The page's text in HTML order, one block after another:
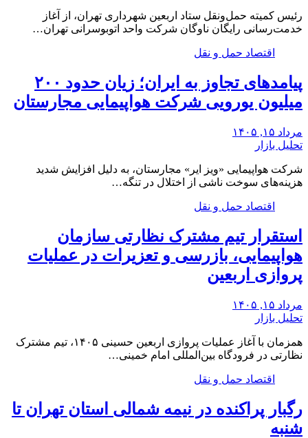
رئیس کمیته حمل‌ونقل ستاد اربعین شهرداری تهران، از آغاز
خدمت‌رسانی رایگان ناوگان شرکت واحد اتوبوسرانی تهران…
اقتصاد حمل و نقل
پیامدهای تجاوز به ایران؛ زیان حدود ۲۰۰
میلیون یورویی شرکت هواپیمایی مجارستان
مرداد ۱۵, ۱۴۰۵
تحلیل بازار
شرکت هواپیمایی «ویز ایر» مجارستان، به دلیل افزایش شدید
هزینه‌های سوخت ناشی از اختلال در تنگه…
اقتصاد حمل و نقل
استقرار تیم مشترک نظارتی سازمان
هواپیمایی، بازرسی و تعزیرات در عملیات
پروازی اربعین
مرداد ۱۵, ۱۴۰۵
تحلیل بازار
همزمان با آغاز عملیات پروازی اربعین حسینی ۱۴۰۵، تیم مشترک
نظارتی در فرودگاه بین‌المللی امام خمینی…
اقتصاد حمل و نقل
رگبار پراکنده در نیمه شمالی استان تهران تا
شنبه